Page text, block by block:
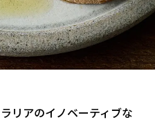
リアのイノベーティブな